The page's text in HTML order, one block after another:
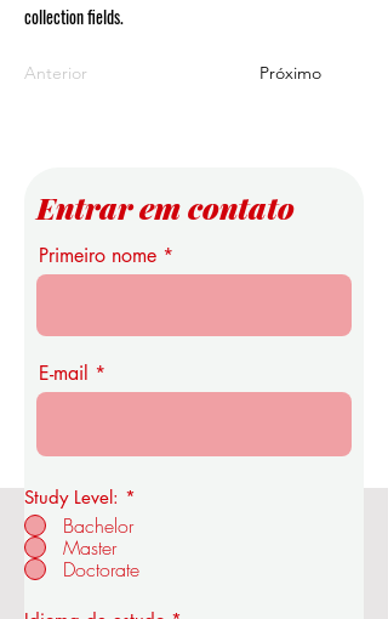
collection fields.
Anterior Próximo
Academia Real de Economia e
Tecnologia OUS
Entrar em contato
Primeiro nome
E-mail
Study Level: *
Bachelor
Master
Doctorate